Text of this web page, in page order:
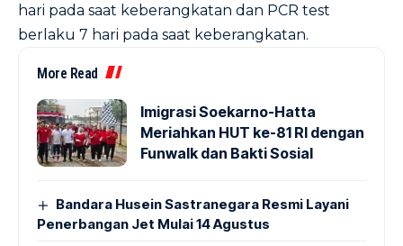
hari pada saat keberangkatan dan PCR test
berlaku 7 hari pada saat keberangkatan.
More Read
Imigrasi Soekarno-Hatta
Meriahkan HUT ke-81 RI dengan
Funwalk dan Bakti Sosial
Bandara Husein Sastranegara Resmi Layani
Penerbangan Jet Mulai 14 Agustus